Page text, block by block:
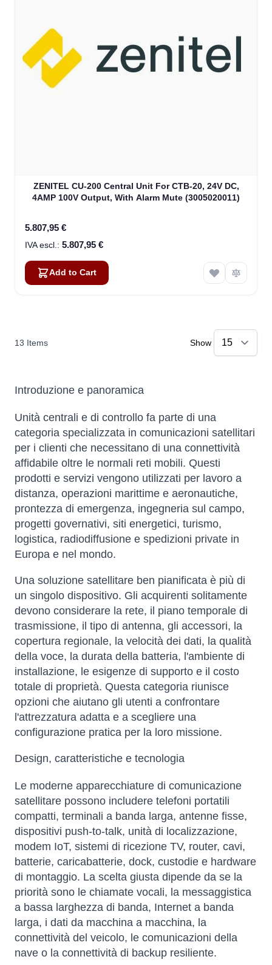
ZENITEL CU-200 Central Unit For CTB-20, 24V DC,
4AMP 100V Output, With Alarm Mute (3005020011)
5.807,95 €
5.807,95 €
Add to Cart
13 Items Show
Introduzione e panoramica
Unità centrali e di controllo fa parte di una
categoria specializzata in comunicazioni satellitari
per i clienti che necessitano di una connettività
affidabile oltre le normali reti mobili. Questi
prodotti e servizi vengono utilizzati per lavoro a
distanza, operazioni marittime e aeronautiche,
prontezza di emergenza, ingegneria sul campo,
progetti governativi, siti energetici, turismo,
logistica, radiodiffusione e spedizioni private in
Europa e nel mondo.
Una soluzione satellitare ben pianificata è più di
un singolo dispositivo. Gli acquirenti solitamente
devono considerare la rete, il piano temporale di
trasmissione, il tipo di antenna, gli accessori, la
copertura regionale, la velocità dei dati, la qualità
della voce, la durata della batteria, l'ambiente di
installazione, le esigenze di supporto e il costo
totale di proprietà. Questa categoria riunisce
opzioni che aiutano gli utenti a confrontare
l'attrezzatura adatta e a scegliere una
configurazione pratica per la loro missione.
Design, caratteristiche e tecnologia
Le moderne apparecchiature di comunicazione
satellitare possono includere telefoni portatili
compatti, terminali a banda larga, antenne fisse,
dispositivi push-to-talk, unità di localizzazione,
modem IoT, sistemi di ricezione TV, router, cavi,
batterie, caricabatterie, dock, custodie e hardware
di montaggio. La scelta giusta dipende da se la
priorità sono le chiamate vocali, la messaggistica
a bassa larghezza di banda, Internet a banda
larga, i dati da macchina a macchina, la
connettività del veicolo, le comunicazioni della
nave o la connettività di backup resiliente.